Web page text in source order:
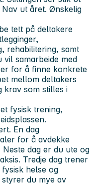
ut året. Ønskelig
tett på deltakere
rehabilitering, samt
samarbeide med
for å finne konkrete
mellom deltakers
krav som stilles i
fysisk trening,
En dag
for å avdekke
dag er du ute og
Tredje dag trener
helse og
du mye av